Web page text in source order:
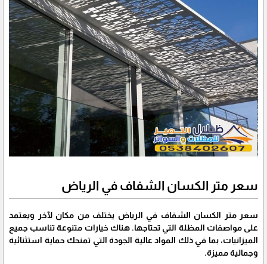
سعر متر الكسان الشفاف في الرياض
سعر متر الكسان الشفاف في الرياض يختلف من مكان لآخر ويعتمد
على مواصفات المظلة التي تحتاجها. هناك خيارات متنوعة تناسب جميع
الميزانيات، بما في ذلك المواد عالية الجودة التي تمنحك حماية استثنائية
وجمالية مميزة.